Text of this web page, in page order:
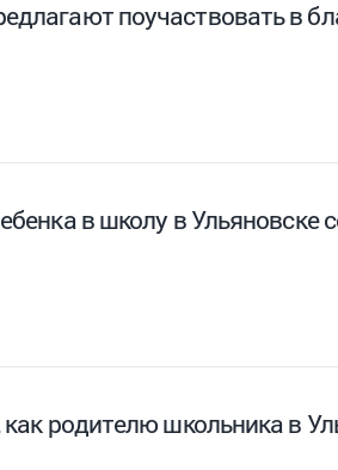
поучаствовать в
в школу в Ульяновске
родителю школьника в